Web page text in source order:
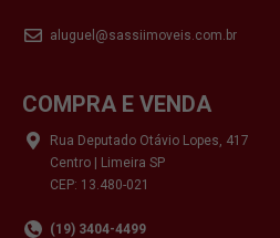
aluguel@sassiimoveis.com.br
COMPRA E VENDA
Rua Deputado Otávio Lopes, 417
Centro | Limeira SP
CEP: 13.480-021
(19) 3404-4499